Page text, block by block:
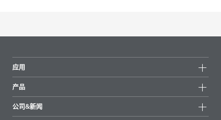
应用
产品
产品组
所有产品
公司&新闻